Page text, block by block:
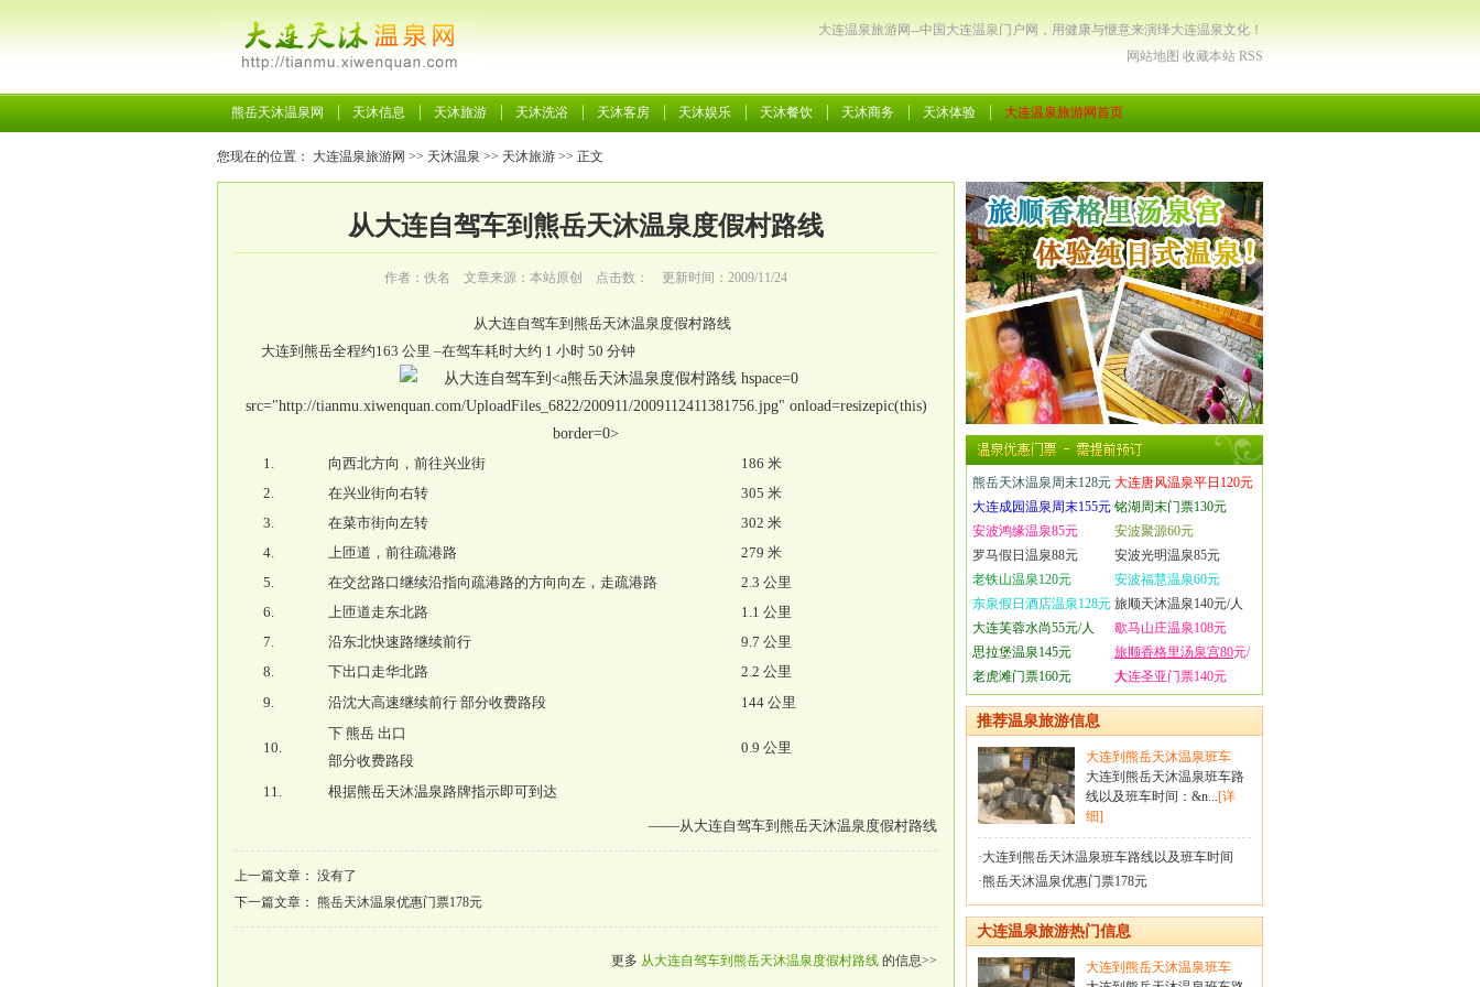
大连温泉旅游网--中国大连温泉门户网，用健康与惬意来演绎大连温泉文化！
网站地图 收藏本站 RSS
熊岳天沐温泉网 天沐信息 天沐旅游 天沐洗浴 天沐客房 天沐娱乐 天沐餐饮 天沐商务 天沐体验 大连温泉旅游网首页
您现在的位置： 大连温泉旅游网 >> 天沐温泉 >> 天沐旅游 >> 正文
从大连自驾车到熊岳天沐温泉度假村路线
作者：佚名 文章来源：本站原创 点击数： 更新时间：2009/11/24
从大连自驾车到 熊岳天沐温泉度假村路线
大连到熊岳全程约163 公里 –在驾车耗时大约 1 小时 50 分钟
熊岳天沐温泉度假村路线 hspace=0
src="http://tianmu.xiwenquan.com/UploadFiles_6822/200911/2009112411381756.jpg" onload=resizepic(this)
border=0>
1.
向西北方向，前往兴业街
186 米
2.
在兴业街向右转
305 米
3.
在菜市街向左转
302 米
4.
上匝道，前往疏港路
279 米
5.
在交岔路口继续沿指向疏港路的方向向左，走疏港路
2.3 公里
6.
上匝道走东北路
1.1 公里
7.
沿东北快速路继续前行
9.7 公里
8.
下出口走华北路
2.2 公里
9.
沿沈大高速继续前行 部分收费路段 144 公里
10.
下 熊岳 出口
部分收费路段
0.9 公里
11. 根据熊岳天沐温泉路牌指示即可到达
——从大连自驾车到熊岳天沐温泉度假村路线
上一篇文章： 没有了
下一篇文章： 熊岳天沐温泉优惠门票178元
更多 从大连自驾车到熊岳天沐温泉度假村路线 的信息>>
熊岳天沐温泉周末128元 大连唐风温泉平日120元
大连成园温泉周末155元 铭湖周末门票130元
安波鸿缘温泉85元
安波聚源60元
罗马假日温泉88元
安波光明温泉85元
老铁山温泉120元
安波福慧温泉60元
东泉假日酒店温泉128元 旅顺天沐温泉140元/人
大连芙蓉水尚55元/人
歇马山庄温泉108元
思拉堡温泉145元
旅顺香格里汤泉宫80元/
人
老虎滩门票160元 大连圣亚门票140元
推荐温泉旅游信息
大连到熊岳天沐温泉班车
大连到熊岳天沐温泉班车路
线以及班车时间：&n...[详
细]
·大连到熊岳天沐温泉班车路线以及班车时间
·熊岳天沐温泉优惠门票178元
大连温泉旅游热门信息
大连到熊岳天沐温泉班车